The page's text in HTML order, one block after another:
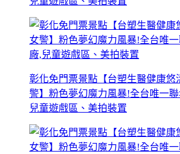
彰化免門票景點【台塑生醫健康悠
警】粉色夢幻魔力風暴!全台唯一
兒童遊戲區、美拍裝置